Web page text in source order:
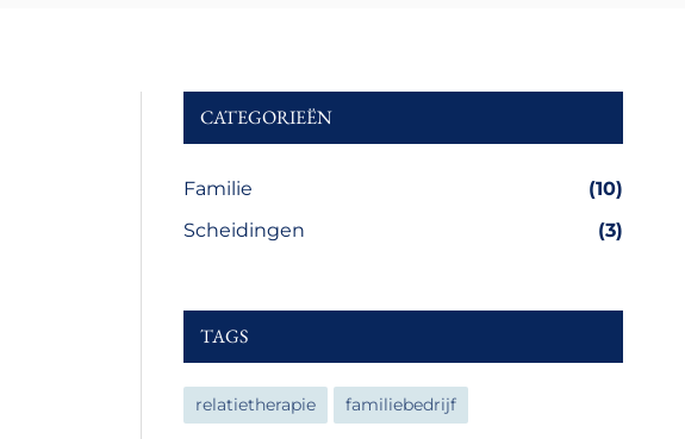
CATEGORIEËN
Familie
(10)
Scheidingen
(3)
TAGS
relatietherapie familiebedrijf